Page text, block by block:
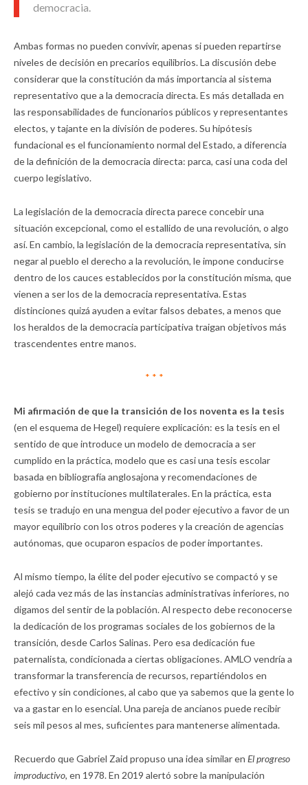
democracia.
Ambas formas no pueden convivir, apenas si pueden repartirse
niveles de decisión en precarios equilibrios. La discusión debe
considerar que la constitución da más importancia al sistema
representativo que a la democracia directa. Es más detallada en
las responsabilidades de funcionarios públicos y representantes
electos, y tajante en la división de poderes. Su hipótesis
fundacional es el funcionamiento normal del Estado, a diferencia
de la definición de la democracia directa: parca, casi una coda del
cuerpo legislativo.
La legislación de la democracia directa parece concebir una
situación excepcional, como el estallido de una revolución, o algo
así. En cambio, la legislación de la democracia representativa, sin
negar al pueblo el derecho a la revolución, le impone conducirse
dentro de los cauces establecidos por la constitución misma, que
vienen a ser los de la democracia representativa. Estas
distinciones quizá ayuden a evitar falsos debates, a menos que
los heraldos de la democracia participativa traigan objetivos más
trascendentes entre manos.
* * *
Mi afirmación de que la transición de los noventa es la tesis
(en el esquema de Hegel) requiere explicación: es la tesis en el
sentido de que introduce un modelo de democracia a ser
cumplido en la práctica, modelo que es casi una tesis escolar
basada en bibliografía anglosajona y recomendaciones de
gobierno por instituciones multilaterales. En la práctica, esta
tesis se tradujo en una mengua del poder ejecutivo a favor de un
mayor equilibrio con los otros poderes y la creación de agencias
autónomas, que ocuparon espacios de poder importantes.
Al mismo tiempo, la élite del poder ejecutivo se compactó y se
alejó cada vez más de las instancias administrativas inferiores, no
digamos del sentir de la población. Al respecto debe reconocerse
la dedicación de los programas sociales de los gobiernos de la
transición, desde Carlos Salinas. Pero esa dedicación fue
paternalista, condicionada a ciertas obligaciones. AMLO vendría a
transformar la transferencia de recursos, repartiéndolos en
efectivo y sin condiciones, al cabo que ya sabemos que la gente lo
va a gastar en lo esencial. Una pareja de ancianos puede recibir
seis mil pesos al mes, suficientes para mantenerse alimentada.
Recuerdo que Gabriel Zaid propuso una idea similar en El progreso
improductivo, en 1978. En 2019 alertó sobre la manipulación